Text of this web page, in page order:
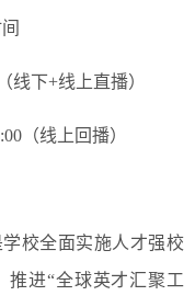
线下+线上直播）
（线上回播）
校全面实施人才强校
推进“全球英才汇聚工